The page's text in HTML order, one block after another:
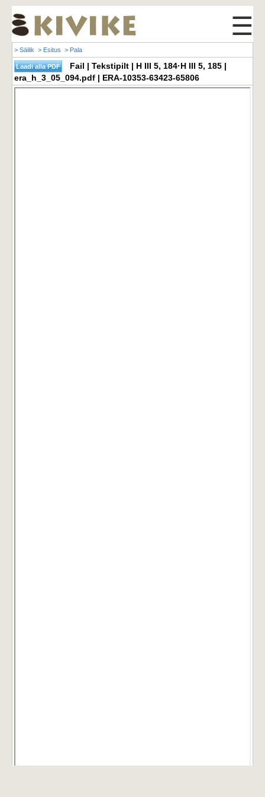
☰
> Säilik > Esitus > Pala
Fail | Tekstipilt | H III 5, 184·H III 5, 185 |
era_h_3_05_094.pdf | ERA-10353-63423-65806